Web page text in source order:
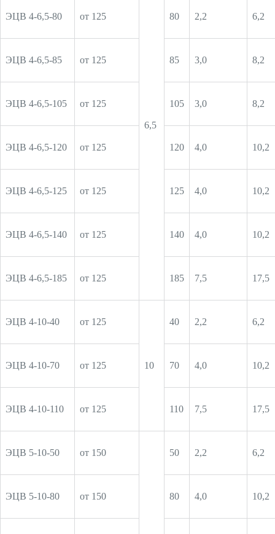
6,5
ЭЦВ 4-6,5-80 от 125 80 2,2 6,2
ЭЦВ 4-6,5-85 от 125 85 3,0 8,2
ЭЦВ 4-6,5-105 от 125 105 3,0 8,2
ЭЦВ 4-6,5-120 от 125 120 4,0 10,2
ЭЦВ 4-6,5-125 от 125 125 4,0 10,2
ЭЦВ 4-6,5-140 от 125 140 4,0 10,2
ЭЦВ 4-6,5-185 от 125 185 7,5 17,5
ЭЦВ 4-10-40 от 125
10
40 2,2 6,2
ЭЦВ 4-10-70 от 125 70 4,0 10,2
ЭЦВ 4-10-110 от 125 110 7,5 17,5
ЭЦВ 5-10-50 от 150 50 2,2 6,2
ЭЦВ 5-10-80 от 150 80 4,0 10,2